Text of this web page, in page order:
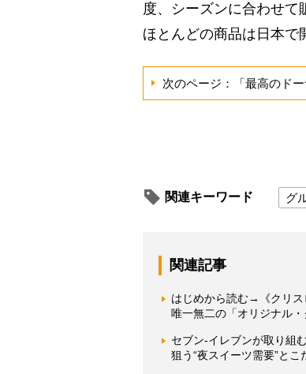
度、シーズンに合わせて
ほとんどの商品は日本で
次のページ：「最高のド
関連キーワード グ
関連記事
はじめから読む→《クリス
唯一無二の「オリジナル
セブン-イレブンが取り組
狙う“夜スイーツ需要”とこ